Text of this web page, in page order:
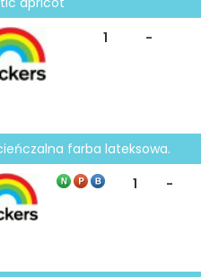
1 -
farba lateksowa.
1 -